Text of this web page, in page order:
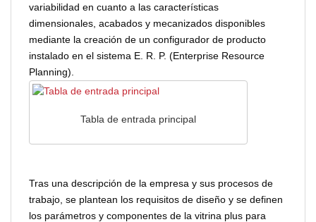
variabilidad en cuanto a las características
dimensionales, acabados y mecanizados disponibles
mediante la creación de un configurador de producto
instalado en el sistema E. R. P. (Enterprise Resource
Planning).
Tabla de entrada principal
Tras una descripción de la empresa y sus procesos de
trabajo, se plantean los requisitos de diseño y se definen
los parámetros y componentes de la vitrina plus para